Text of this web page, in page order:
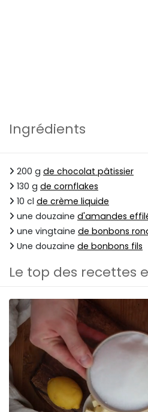
Ingrédients
200 g de chocolat pâtissier
130 g de cornflakes
10 cl de crème liquide
une douzaine d'amandes
une vingtaine de bonbons
Une douzaine de bonbons fils
Le top des recettes